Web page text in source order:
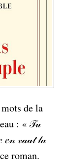
de la
: « 𝒯𝓊
𝑒𝓃 𝓋𝒶𝓊𝓉 𝓁𝒶
roman.